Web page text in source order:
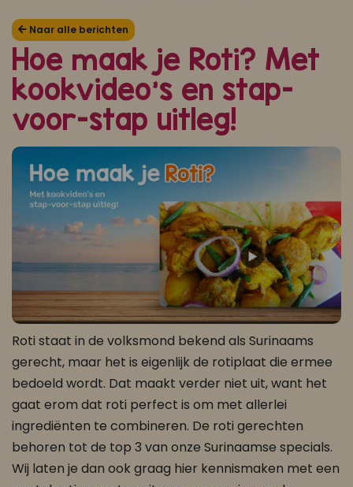
Koop ons bestseller kookboek
Of klik hierom je aan te melden voor Mijn Kookboek.
Naar alle berichten
Hoe maak je Roti? Met
kookvideo’s en stap-
voor-stap uitleg!
Roti staat in de volksmond bekend als Surinaams
gerecht, maar het is eigenlijk de rotiplaat die ermee
bedoeld wordt. Dat maakt verder niet uit, want het
gaat erom dat roti perfect is om met allerlei
ingrediënten te combineren. De roti gerechten
behoren tot de top 3 van onze Surinaamse specials.
Wij laten je dan ook graag hier kennismaken met een